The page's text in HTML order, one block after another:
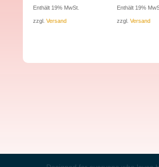
Enthält 19% MwSt.
zzgl. Versand
Enthält 19%
zzgl.Versand